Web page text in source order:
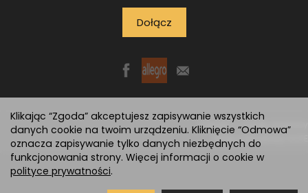
Dołącz
*) brutto +koszty dostawy
Sklep internetowy SOTE
Klikając “Zgoda” akceptujesz zapisywanie wszystkich
danych cookie na twoim urządzeniu. Kliknięcie “Odmowa”
oznacza zapisywanie tylko danych niezbędnych do
funkcjonowania strony. Więcej informacji o cookie w
polityce prywatności.